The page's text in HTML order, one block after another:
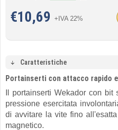
€10,69 +IVA 22%
Caratteristiche
Portainserti con attacco rapido
Il portainserti Wekador con bit
pressione esercitata
di avvitare la vite fino
magnetico.